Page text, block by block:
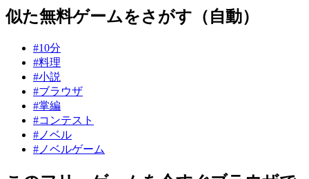
似た無料ゲームをさがす（自動）
#10分
#料理
#小説
#ブラウザ
#掌編
#コンテスト
#ノベル
#ノベルゲーム